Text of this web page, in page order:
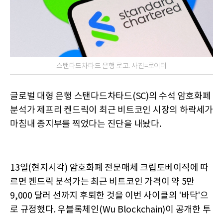
스탠다드차타드 은행 로고. 사진=로이터
글로벌 대형 은행 스탠다드차타드(SC)의 수석 암호화폐
분석가 제프리 켄드릭이 최근 비트코인 시장의 하락세가
마침내 종지부를 찍었다는 진단을 내놨다.
13일(현지시각) 암호화폐 전문매체 크립토베이직에 따
르면 켄드릭 분석가는 최근 비트코인 가격이 약 5만
9,000 달러 선까지 후퇴한 것을 이번 사이클의 '바닥'으
로 규정했다. 우블록체인(Wu Blockchain)이 공개한 투